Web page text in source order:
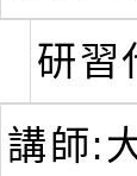
研習
講師: